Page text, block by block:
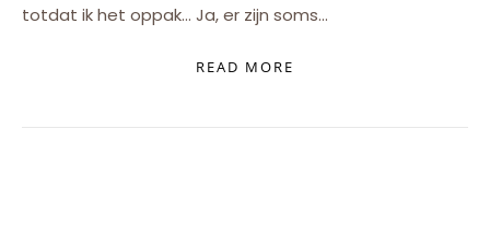
totdat ik het oppak… Ja, er zijn soms…
READ MORE